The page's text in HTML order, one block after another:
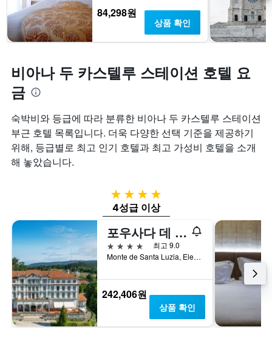
84,298원
상품 확인
비아나 두 카스텔루 스테이션 호텔 요
금
숙박비와 등급에 따라 분류한 비아나 두 카스텔루 스테이션
부근 호텔 목록입니다. 더욱 다양한 선택 기준을 제공하기
위해, 등급별로 최고 인기 호텔과 최고 가성비 호텔을 소개
해 놓았습니다.
4성급
4성급 이상
포우사다 데 비아나 두 카스텔루 - 히스토릭 호텔
4성급
최고 9.0
Monte de Santa Luzia, Elevador de Santa Luzia 4 4900, 비아나 두 카스텔루, 비아나두카스텔루, 포르투갈
242,406원
상품 확인